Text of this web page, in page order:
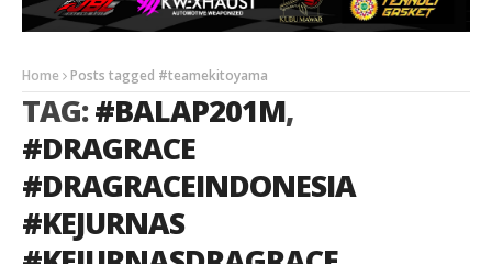
Home Posts tagged #teamekitoyama
TAG:#BALAP201M,
#DRAGRACE
#DRAGRACEINDONESIA
#KEJURNAS